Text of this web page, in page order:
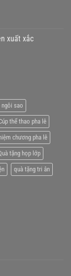
xuất xắc
ngôi sao
thể thao pha lê
chương pha lê
tặng họp lớp
quà tặng tri ân